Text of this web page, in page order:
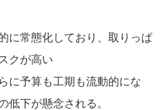
に常態化しており、取りっぱ
クが高い
に予算も工期も流動的にな
低下が懸念される。